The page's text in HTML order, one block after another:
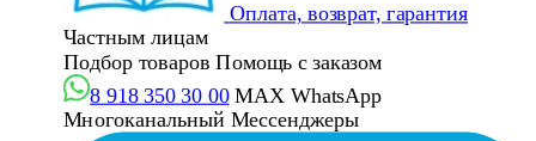
Оплата, возврат, гарантия
Частным лицам
Подбор товаров Помощь с заказом
8 918 350 30 00 MAX WhatsApp
Многоканальный Мессенджеры